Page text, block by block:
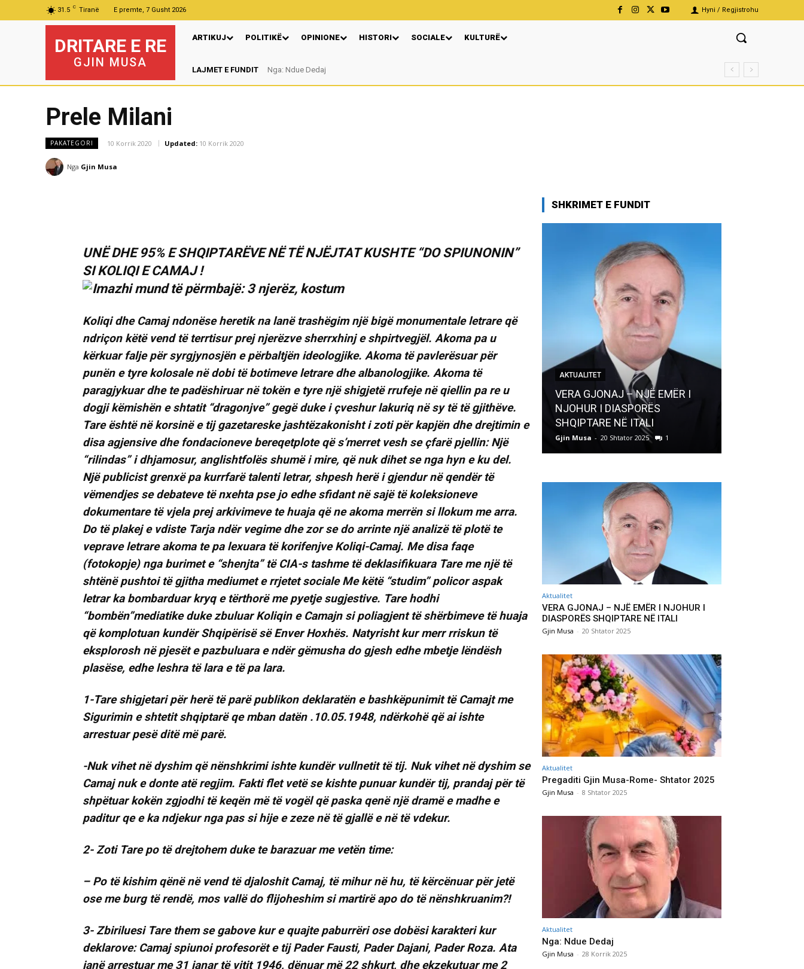
31.5 C Tiranë E premte, 7 Gusht 2026 Hyni / Regjistrohu
DRITARE E RE
GJIN MUSA
ARTIKUJ POLITIKË OPINIONE HISTORI SOCIALE KULTURË
LAJMET E FUNDIT Nga: Ndue Dedaj
Prele Milani
PAKATEGORI 10 Korrik 2020 Updated: 10 Korrik 2020
Nga Gjin Musa
UNË DHE 95% E SHQIPTARËVE NË TË NJËJTAT KUSHTE “DO SPIUNONIN”
SI KOLIQI E CAMAJ !
Koliqi dhe Camaj ndonëse heretik na lanë trashëgim një bigë monumentale letrare që
ndriçon këtë vend të terrtisur prej njerëzve sherrxhinj e shpirtvegjël. Akoma pa u
kërkuar falje për syrgjynosjën e përbaltjën ideologjike. Akoma të pavlerësuar për
punën e tyre kolosale në dobi të botimeve letrare dhe albanologjike. Akoma të
paragjykuar dhe te padëshiruar në tokën e tyre një shigjetë rrufeje në qiellin pa re u
dogji këmishën e shtatit “dragonjve” gegë duke i çveshur lakuriq në sy të të gjithëve.
Tare është në korsinë e tij gazetareske jashtëzakonisht i zoti për kapjën dhe drejtimin e
disa agjensive dhe fondacioneve bereqetplote që s’merret vesh se çfarë pjellin: Një
“rilindas” i dhjamosur, anglishtfolës shumë i mire, që nuk dihet se nga hyn e ku del.
Një publicist grenxë pa kurrfarë talenti letrar, shpesh herë i gjendur në qendër të
vëmendjes se debateve të nxehta pse jo edhe sfidant në sajë të koleksioneve
dokumentare të vjela prej arkivimeve te huaja që ne akoma merrën si llokum me arra.
Do të plakej e vdiste Tarja ndër vegime dhe zor se do arrinte një analizë të plotë te
veprave letrare akoma te pa lexuara të korifenjve Koliqi-Camaj. Me disa faqe
(fotokopje) nga burimet e “shenjta” të CIA-s tashme të deklasifikuara Tare me një të
shtënë pushtoi të gjitha mediumet e rrjetet sociale Me këtë “studim” policor aspak
letrar ka bombarduar kryq e tërthorë me pyetje sugjestive. Tare hodhi
“bombën”mediatike duke zbuluar Koliqin e Camajn si poliagjent të shërbimeve të huaja
që komplotuan kundër Shqipërisë së Enver Hoxhës. Natyrisht kur merr rriskun të
eksplorosh në pjesët e pazbuluara e ndër gëmusha do gjesh edhe mbetje lëndësh
plasëse, edhe leshra të lara e të pa lara.
1-Tare shigjetari për herë të parë publikon deklaratën e bashkëpunimit të Camajt me
Sigurimin e shtetit shqiptarë qe mban datën .10.05.1948, ndërkohë që ai ishte
arrestuar pesë ditë më parë.
-Nuk vihet në dyshim që nënshkrimi ishte kundër vullnetit të tij. Nuk vihet në dyshim se
Camaj nuk e donte atë regjim. Fakti flet vetë se kishte punuar kundër tij, prandaj për të
shpëtuar kokën zgjodhi të keqën më të vogël që paska qenë një dramë e madhe e
paditur qe e ka ndjekur nga pas si hije e zeze në të gjallë e në të vdekur.
2- Zoti Tare po të drejtohem duke te barazuar me vetën time:
– Po të kishim qënë në vend të djaloshit Camaj, të mihur në hu, të kërcënuar për jetë
ose me burg të rendë, mos vallë do flijoheshim si martirë apo do të nënshkruanim?!
3- Zbiriluesi Tare them se gabove kur e quajte paburrëri ose dobësi karakteri kur
deklarove: Camaj spiunoi profesorët e tij Pader Fausti, Pader Dajani, Pader Roza. Ata
janë arrestuar me 31 janar të vitit 1946, dënuar më 22 shkurt, dhe ekzekutuar me 2
SHKRIMET E FUNDIT
AKTUALITET
VERA GJONAJ – NJË EMËR I
NJOHUR I DIASPORËS
SHQIPTARE NË ITALI
Gjin Musa - 20 Shtator 2025 1
Aktualitet
VERA GJONAJ – NJË EMËR I NJOHUR I
DIASPORËS SHQIPTARE NË ITALI
Gjin Musa - 20 Shtator 2025
Aktualitet
Pregaditi Gjin Musa-Rome- Shtator 2025
Gjin Musa - 8 Shtator 2025
Aktualitet
Nga: Ndue Dedaj
Gjin Musa - 28 Korrik 2025